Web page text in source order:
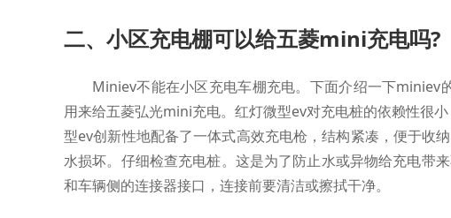
二、小区充电棚可以给五菱mini充电吗?
Miniev不能在小区充电车棚充电。下面介绍一下miniev
用来给五菱弘光mini充电。红灯微型ev对充电桩的依赖性很
型ev创新性地配备了一体式高效充电枪，结构紧凑，便于收
水损坏。仔细检查充电桩。这是为了防止水或异物给充电带
和车辆侧的连接器接口，连接前要清洁或擦拭干净。